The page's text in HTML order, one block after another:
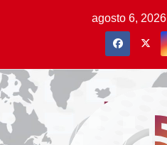
agosto 6, 2026